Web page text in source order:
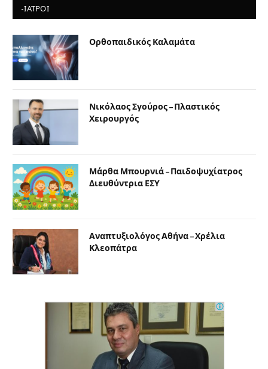
-ΙΑΤΡΟΙ
Ορθοπαιδικός Καλαμάτα
Νικόλαος Σγούρος – Πλαστικός
Χειρουργός
Μάρθα Μπουρνιά – Παιδοψυχίατρος
Διευθύντρια ΕΣΥ
Αναπτυξιολόγος Αθήνα – Χρέλια
Κλεοπάτρα